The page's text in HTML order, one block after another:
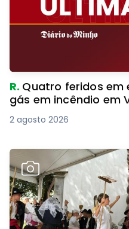
R. Quatro feridos em
gás em incêndio em
2 agosto 2026